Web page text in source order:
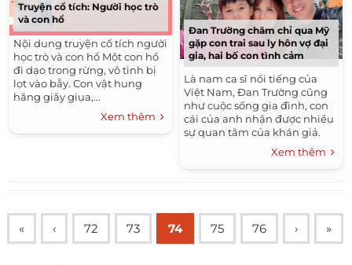
Truyện cổ tích: Người học trò
và con hổ
Nội dung truyện cổ tích người
học trò và con hổ Một con hổ
đi dạo trong rừng, vô tình bị
lọt vào bẫy. Con vật hung
hăng giãy giụa,...
Xem thêm
Đan Trường chăm chỉ qua Mỹ
gặp con trai sau ly hôn vợ đại
gia, hai bố con tình cảm
Là nam ca sĩ nổi tiếng của
Việt Nam, Đan Trường cũng
như cuộc sống gia đình, con
cái của anh nhận được nhiều
sự quan tâm của khán giả.
Bởi vậy, khi Đan Trường và bà
xã doanh nhân Thủy Tiên...
Xem thêm
« ‹ 72 73 74 75 76 › »